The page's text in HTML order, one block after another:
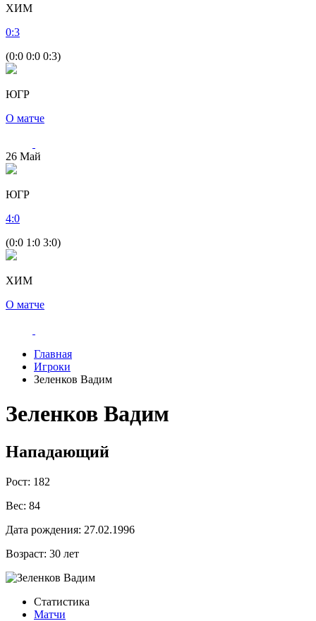
ХИМ
0:3
(0:0 0:0 0:3)
ЮГР
О матче
26 Май
ЮГР
4:0
(0:0 1:0 3:0)
ХИМ
О матче
Главная
Игроки
Зеленков Вадим
Зеленков Вадим
Нападающий
Рост: 182
Вес: 84
Дата рождения: 27.02.1996
Возраст: 30 лет
Статистика
Матчи